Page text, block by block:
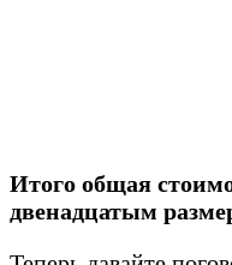
Итого общая
двенадцатым